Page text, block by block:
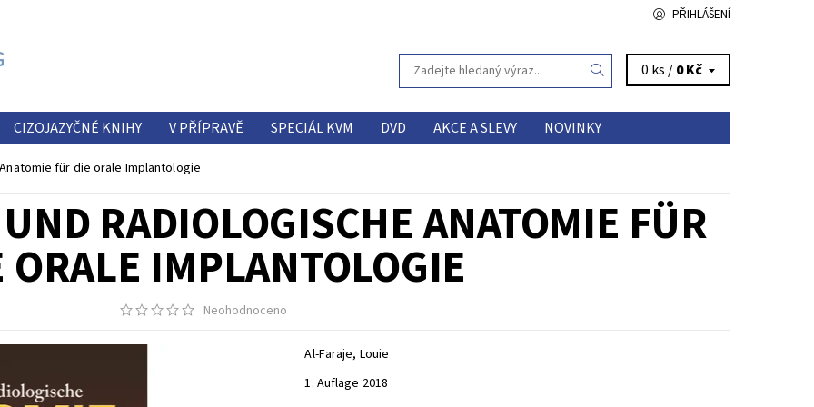
PŘIHLÁŠENÍ
0 ks /0 Kč
CIZOJAZYČNÉ KNIHY V PŘÍPRAVĚ SPECIÁL KVM DVD AKCE A SLEVY
NOVINKY
für die orale Implantologie
RADIOLOGISCHE ANATOMIE FÜR
ORALE IMPLANTOLOGIE
Neohodnoceno
Al-Faraje, Louie
1. Auflage 2018